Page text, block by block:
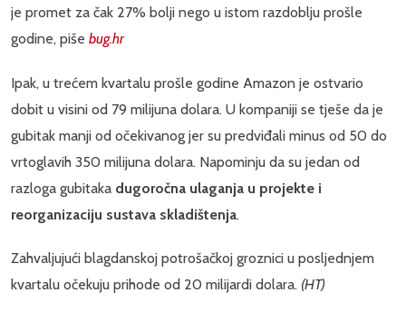
je promet za čak 27% bolji nego u istom razdoblju prošle
godine, piše bug.hr
Ipak, u trećem kvartalu prošle godine Amazon je ostvario
dobit u visini od 79 milijuna dolara. U kompaniji se tješe da je
gubitak manji od očekivanog jer su predviđali minus od 50 do
vrtoglavih 350 milijuna dolara. Napominju da su jedan od
razloga gubitaka dugoročna ulaganja u projekte i
reorganizaciju sustava skladištenja.
Zahvaljujući blagdanskoj potrošačkoj groznici u posljednjem
kvartalu očekuju prihode od 20 milijardi dolara. (HT)